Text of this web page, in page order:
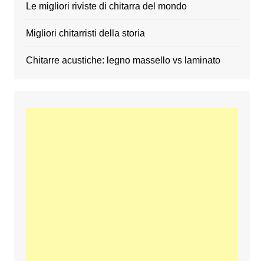
Le migliori riviste di chitarra del mondo
Migliori chitarristi della storia
Chitarre acustiche: legno massello vs laminato